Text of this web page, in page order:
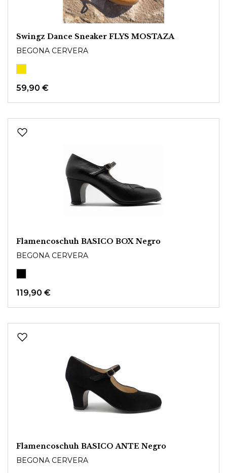
Swingz Dance Sneaker FLYS MOSTAZA
BEGONA CERVERA
59,90 €
Flamencoschuh BASICO BOX Negro
BEGONA CERVERA
119,90 €
Flamencoschuh BASICO ANTE Negro
BEGONA CERVERA